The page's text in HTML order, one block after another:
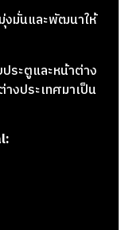
งมั่นและพัฒนาให้
ะตูและหน้าต่าง
งประเทศมาเป็น